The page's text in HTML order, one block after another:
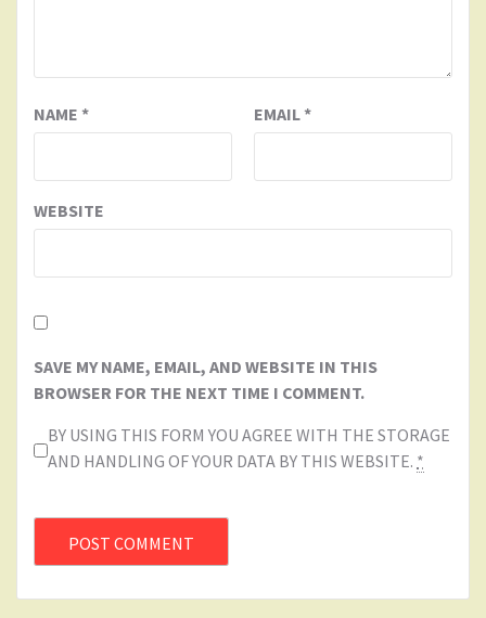
NAME * EMAIL*
WEBSITE
SAVE MY NAME, EMAIL, AND WEBSITE IN THIS
BROWSER FOR THE NEXT TIME I COMMENT.
BY USING THIS FORM YOU AGREE WITH THE STORAGE
AND HANDLING OF YOUR DATA BY THIS WEBSITE. *